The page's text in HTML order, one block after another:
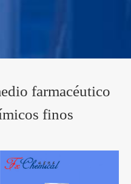
farmacéutico
finos